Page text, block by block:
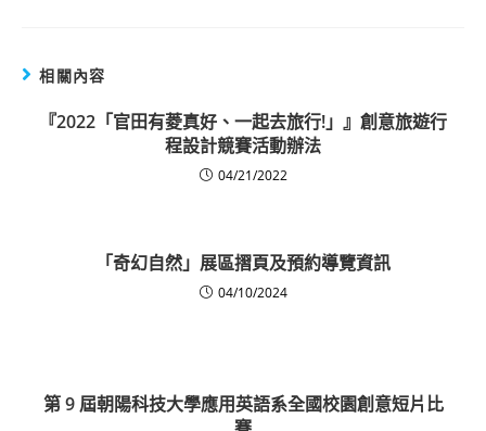
相關內容
『2022「官田有菱真好、一起去旅行!」』創意旅遊行
程設計競賽活動辦法
04/21/2022
「奇幻自然」展區摺頁及預約導覽資訊
04/10/2024
第 9 屆朝陽科技大學應用英語系全國校園創意短片比